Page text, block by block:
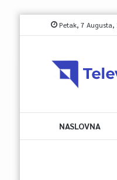
Petak, 7 Augusta,
NASLOVNA